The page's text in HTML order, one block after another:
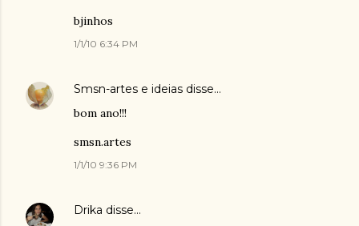
bjinhos
1/1/10 6:34 PM
Smsn-artes e ideias disse…
bom ano!!!
smsn.artes
1/1/10 9:36 PM
Drika disse…